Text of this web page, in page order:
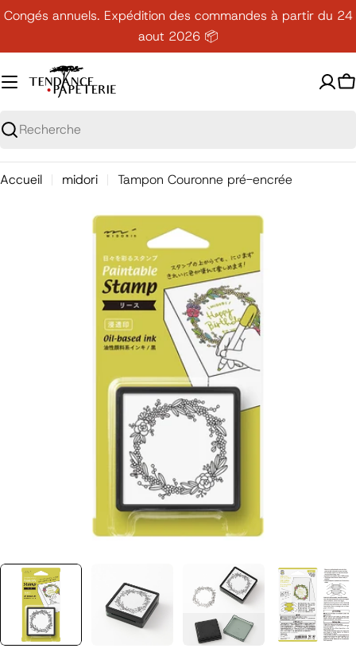
Passer
contenu
Congés annuels. Expédition des commandes à partir du 24
aout 2026 📦
Recherche
Accueil midori Tampon Couronne pré-encrée
le média 0 en mode modal